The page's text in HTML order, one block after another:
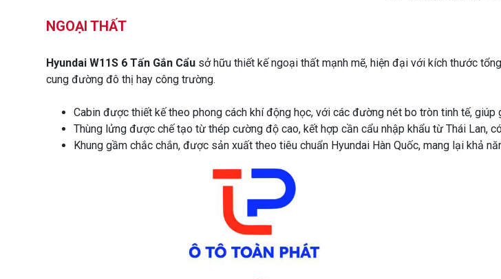
NGOẠI THẤT
Hyundai W11S 6 Tấn Gắn Cẩu sở hữu thiết kế ngoại thất mạnh mẽ, hiện đại với kích thước
cung đường đô thị hay công trường.
Cabin được thiết kế theo phong cách khí động học, với các đường nét bo tròn tinh tế,
Thùng lửng được chế tạo từ thép cường độ cao, kết hợp cần cẩu nhập khẩu từ Thái Lan,
Khung gầm chắc chắn, được sản xuất theo tiêu chuẩn Hyundai Hàn Quốc, mang lại khả